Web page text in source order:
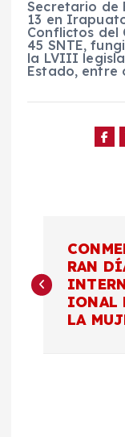
Secretario de
13 en
Conflictos del
45 SNTE,
la LVIII
Estado,
a
RAN
IONAL
LA